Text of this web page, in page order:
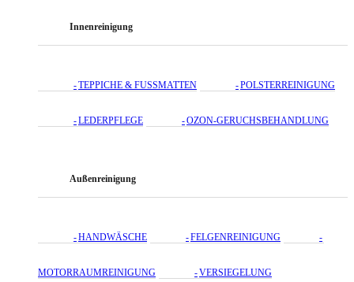
Innenreinigung
TEPPICHE & FUSSMATTEN POLSTERREINIGUNG
LEDERPFLEGE OZON-GERUCHSBEHANDLUNG
Außenreinigung
HANDWÄSCHE FELGENREINIGUNG
MOTORRAUMREINIGUNG VERSIEGELUNG